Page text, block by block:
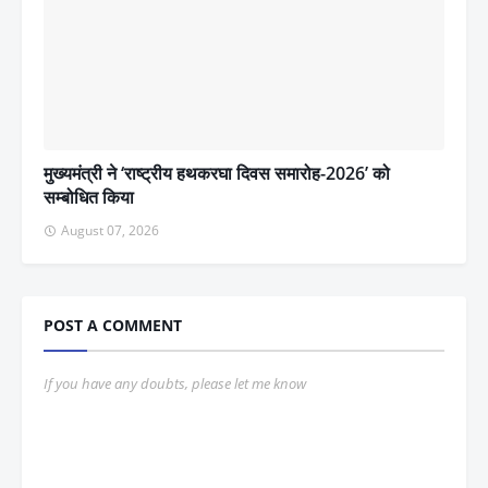
मुख्यमंत्री ने ‘राष्ट्रीय हथकरघा दिवस समारोह-2026’ को
सम्बोधित किया
August 07, 2026
POST A COMMENT
If you have any doubts, please let me know